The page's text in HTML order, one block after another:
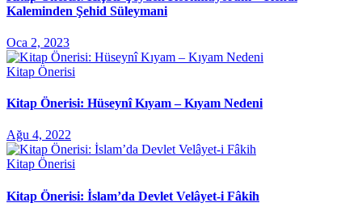
Kaleminden Şehid Süleymani
Oca 2, 2023
Kitap Önerisi
Kitap Önerisi: Hüseynî Kıyam – Kıyam Nedeni
Ağu 4, 2022
Kitap Önerisi
Kitap Önerisi: İslam’da Devlet Velâyet-i Fâkih